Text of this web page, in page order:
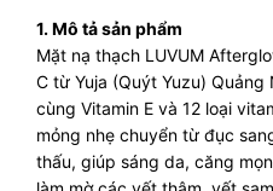
1. Mô tả sản phẩm
Mặt nạ thạch LUVUM
C từ Yuja (Quýt Yuzu) Quảng
cùng Vitamin E và 12 loại
mỏng nhẹ chuyển từ đục
thấu, giúp sáng da, căng